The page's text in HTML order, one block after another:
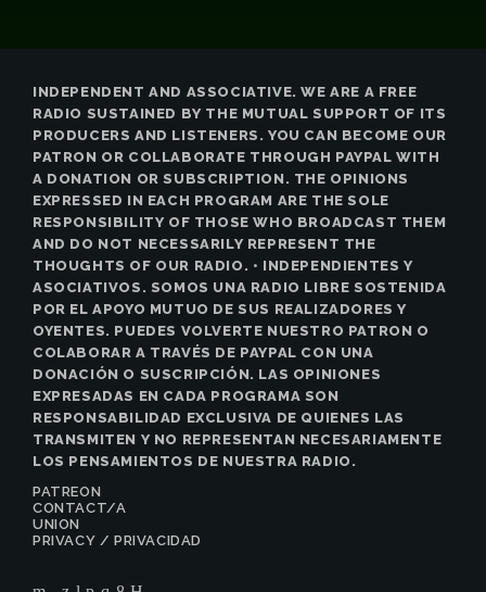
INDEPENDENT AND ASSOCIATIVE. WE ARE A FREE
RADIO SUSTAINED BY THE MUTUAL SUPPORT OF ITS
PRODUCERS AND LISTENERS. YOU CAN BECOME OUR
PATRON OR COLLABORATE THROUGH PAYPAL WITH
A DONATION OR SUBSCRIPTION. THE OPINIONS
EXPRESSED IN EACH PROGRAM ARE THE SOLE
RESPONSIBILITY OF THOSE WHO BROADCAST THEM
AND DO NOT NECESSARILY REPRESENT THE
THOUGHTS OF OUR RADIO. • INDEPENDIENTES Y
ASOCIATIVOS. SOMOS UNA RADIO LIBRE SOSTENIDA
POR EL APOYO MUTUO DE SUS REALIZADORES Y
OYENTES. PUEDES VOLVERTE NUESTRO PATRON O
COLABORAR A TRAVÉS DE PAYPAL CON UNA
DONACIÓN O SUSCRIPCIÓN. LAS OPINIONES
EXPRESADAS EN CADA PROGRAMA SON
RESPONSABILIDAD EXCLUSIVA DE QUIENES LAS
TRANSMITEN Y NO REPRESENTAN NECESARIAMENTE
LOS PENSAMIENTOS DE NUESTRA RADIO.
PATREON
CONTACT/A
UNION
PRIVACY / PRIVACIDAD